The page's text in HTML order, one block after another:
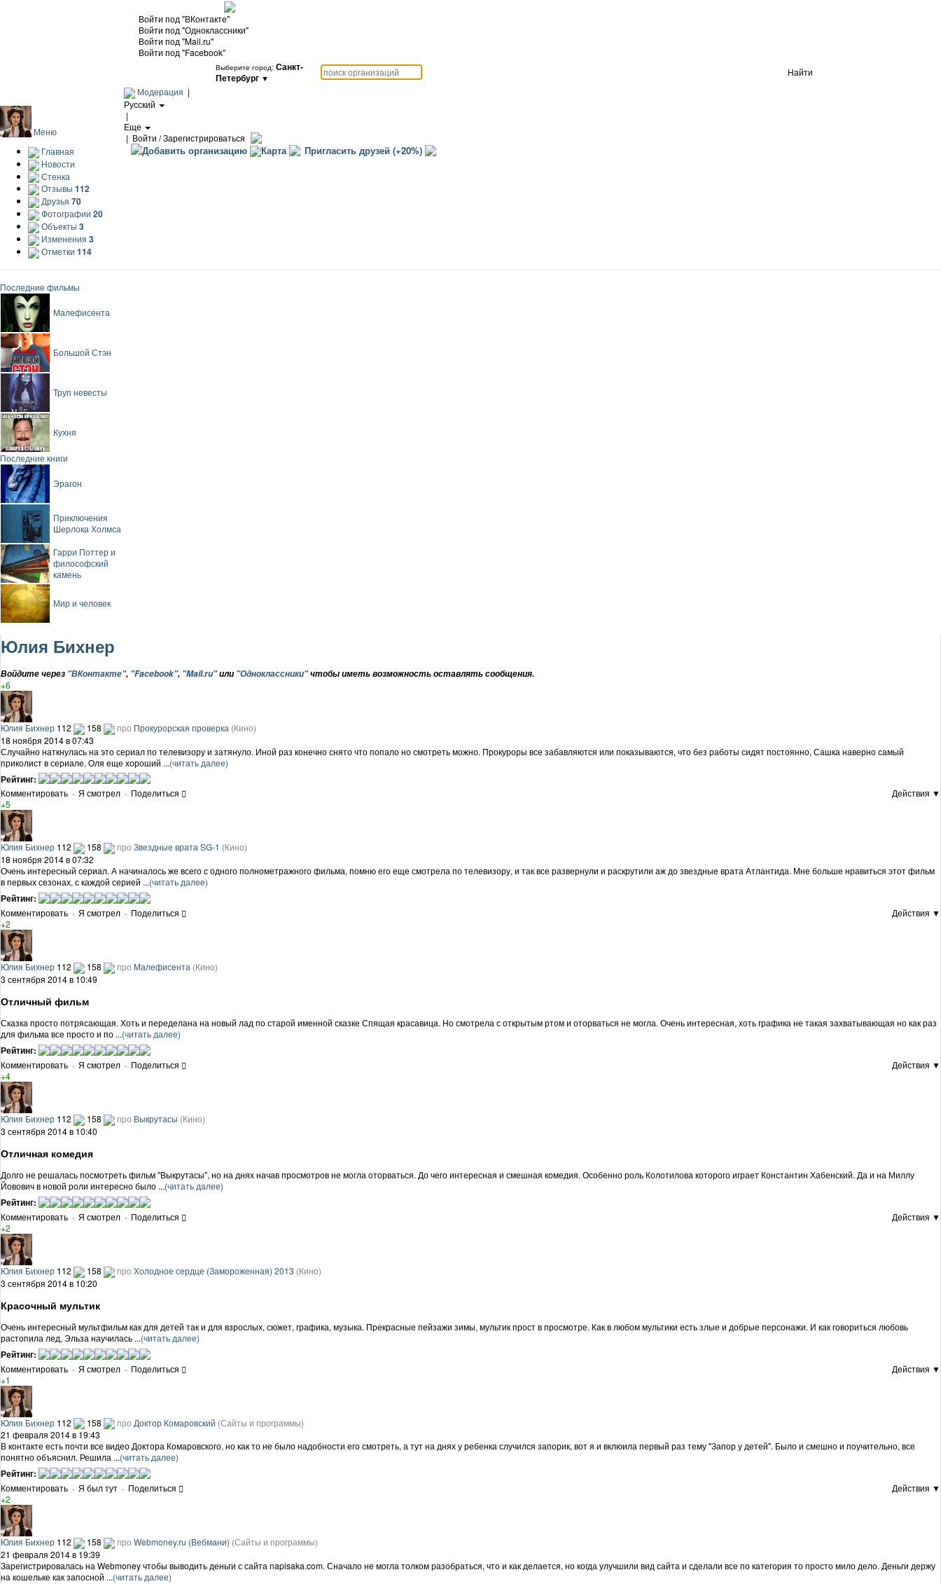
Войти под "ВКонтакте"
Войти под "Одноклассники"
Войти под "Mail.ru"
Войти под "Facebook"
Выберите город: Санкт-
Петербург ▼
Найти
Модерация |
Русский
|
Еще
| Войти / Зарегистрироваться
Добавить организацию Карта Пригласить друзей (+20%)
Меню
Главная
Новости
Стенка
Отзывы 112
Друзья 70
Фотографии 20
Объекты 3
Изменения 3
Отметки 114
Последние фильмы
Малефисента
Большой Стэн
Труп невесты
Кухня
Последние книги
Эрагон
Приключения
Шерлока Холмса
Гарри Поттер и
философский
камень
Мир и человек
Юлия Бихнер
Войдите через "ВКонтакте", "Facebook", "Mail.ru"или "Одноклассники"чтобы иметь возможность оставлять сообщения.
+6
Юлия Бихнер 112 158 про Прокурорская проверка (Кино)
18 ноября 2014 в 07:43
Случайно наткнулась на это сериал по телевизору и затянуло. Иной раз конечно снято что попало но смотреть можно. Прокуроры все забавляются или показываются, что без работы сидят постоянно, Сашка наверно самый
приколист в сериале, Оля еще хороший ...(читать далее)
Рейтинг:
Комментировать · Я смотрел · Поделиться
Действия ▼
+5
Юлия Бихнер 112 158 про Звездные врата SG-1 (Кино)
18 ноября 2014 в 07:32
Очень интересный сериал. А начиналось же всего с одного полнометражного фильма, помню его еще смотрела по телевизору, и так все развернули и раскрутили аж до звездные врата Атлантида. Мне больше нравиться этот фильм
в первых сезонах, с каждой серией ...(читать далее)
Рейтинг:
Комментировать · Я смотрел · Поделиться
Действия ▼
+2
Юлия Бихнер 112 158 про Малефисента (Кино)
3 сентября 2014 в 10:49
Отличный фильм
Сказка просто потрясающая. Хоть и переделана на новый лад по старой именной сказке Спящая красавица. Но смотрела с открытым ртом и оторваться не могла. Очень интересная, хоть графика не такая захватывающая но как раз
для фильма все просто и по ...(читать далее)
Рейтинг:
Комментировать · Я смотрел · Поделиться
Действия ▼
+4
Юлия Бихнер 112 158 про Выкрутасы (Кино)
3 сентября 2014 в 10:40
Отличная комедия
Долго не решалась посмотреть фильм "Выкрутасы", но на днях начав просмотров не могла оторваться. До чего интересная и смешная комедия. Особенно роль Колотилова которого играет Константин Хабенский. Да и на Миллу
Йовович в новой роли интересно было ...(читать далее)
Рейтинг:
Комментировать · Я смотрел · Поделиться
Действия ▼
+2
Юлия Бихнер 112 158 про Холодное сердце (Замороженная) 2013 (Кино)
3 сентября 2014 в 10:20
Красочный мультик
Очень интересный мультфильм как для детей так и для взрослых, сюжет, графика, музыка. Прекрасные пейзажи зимы, мультик прост в просмотре. Как в любом мультики есть злые и добрые персонажи. И как говориться любовь
растопила лед, Эльза научилась ...(читать далее)
Рейтинг:
Комментировать · Я смотрел · Поделиться
Действия ▼
+1
Юлия Бихнер 112 158 про Доктор Комаровский (Сайты и программы)
21 февраля 2014 в 19:43
В контакте есть почти все видео Доктора Комаровского, но как то не было надобности его смотреть, а тут на днях у ребенка случился запорик, вот я и вклюила первый раз тему "Запор у детей". Было и смешно и поучительно, все
понятно объяснил. Решила ...(читать далее)
Рейтинг:
Комментировать · Я был тут · Поделиться
Действия ▼
+2
Юлия Бихнер 112 158 про Webmoney.ru (Вебмани) (Сайты и программы)
21 февраля 2014 в 19:39
Зарегистрировалась на Webmoney чтобы выводить деньги с сайта napisaka.com. Сначало не могла толком разобраться, что и как делается, но когда улучшили вид сайта и сделали все по категория то просто мило дело. Деньги держу
на кошельке как запосной ...(читать далее)